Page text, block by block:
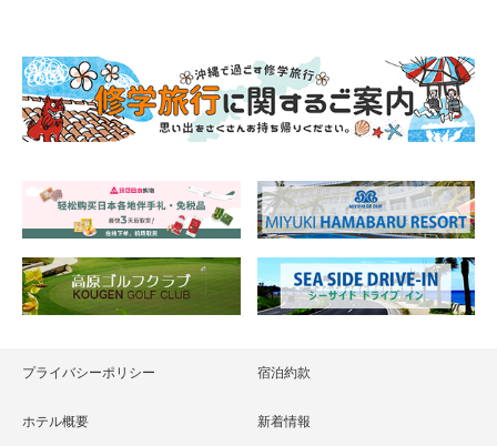
プライバシーポリシー 宿泊約款
ホテル概要 新着情報